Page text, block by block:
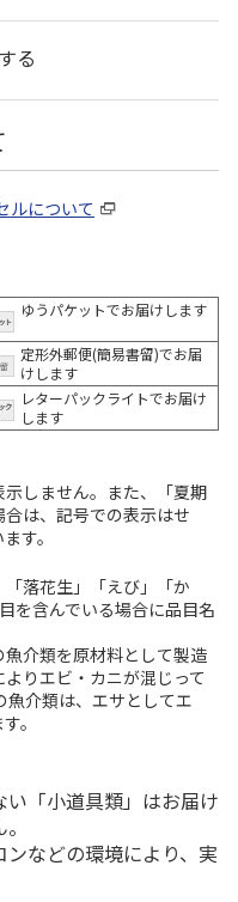
る
ルについて
ゆうパケットでお届けします
定形外郵便(簡易書留)でお届
けします
レターパックライトでお届け
します
しません。また、「夏期
は、記号での表示はせ
す。
落花生」「えび」「か
を含んでいる場合に品目名
介類を原材料として製造
りエビ・カニが混じって
魚介類は、エサとしてエ
。
「小道具類」はお届け
などの環境により、実